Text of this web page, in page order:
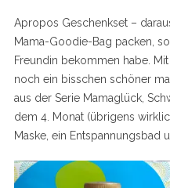
Apropos Geschenkset –
Mama-Goodie-Bag packen,
Freundin bekommen habe.
noch ein bisschen schöner
aus der Serie Mamaglück,
dem 4. Monat (übrigens
Maske, ein Entspannungsbad